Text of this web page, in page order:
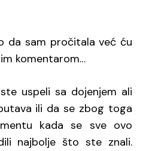
da sam pročitala već ću
komentarom…
uspeli sa dojenjem ali
ili da se zbog toga
kada se sve ovo
najbolje što ste znali.